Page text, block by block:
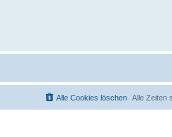
Alle Zeiten
Alle Cookies löschen